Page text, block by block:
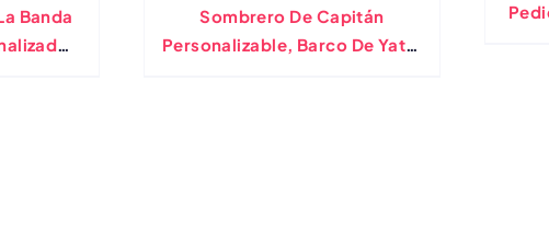
Banda
Sombrero De Capitán
Personalizable, Barco De Yate,